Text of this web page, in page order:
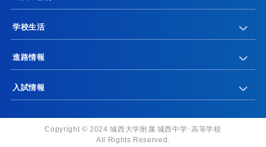
学校生活
進路情報
入試情報
Copyright © 2024 城西大学附属 城西中学･高等学校
All Rights Reserved.